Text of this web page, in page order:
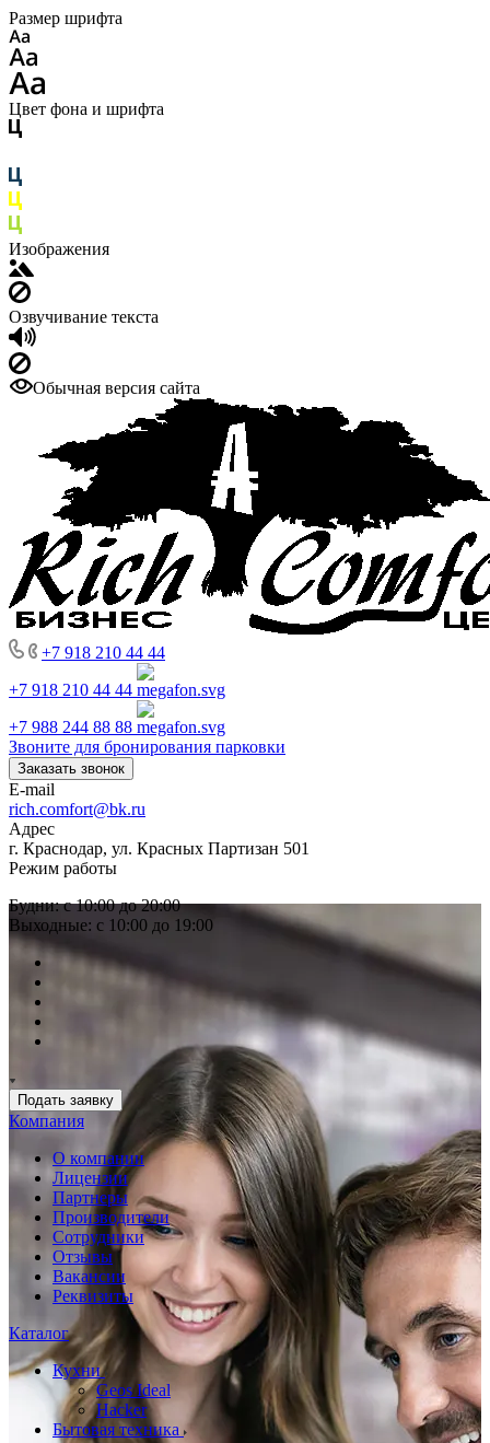
Размер шрифта
Цвет фона и шрифта
Изображения
Озвучивание текста
Обычная версия сайта
+7 918 210 44 44
+7 918 210 44 44
+7 988 244 88 88
Звоните для бронирования парковки
Заказать звонок
E-mail
rich.comfort@bk.ru
Адрес
г. Краснодар, ул. Красных Партизан 501
Режим работы
Будни: с 10:00 до 20:00
Выходные: с 10:00 до 19:00
Подать заявку
Компания
О компании
Лицензии
Партнеры
Производители
Сотрудники
Отзывы
Вакансии
Реквизиты
Каталог
Кухни
Geos Ideal
Hacker
Бытовая техника